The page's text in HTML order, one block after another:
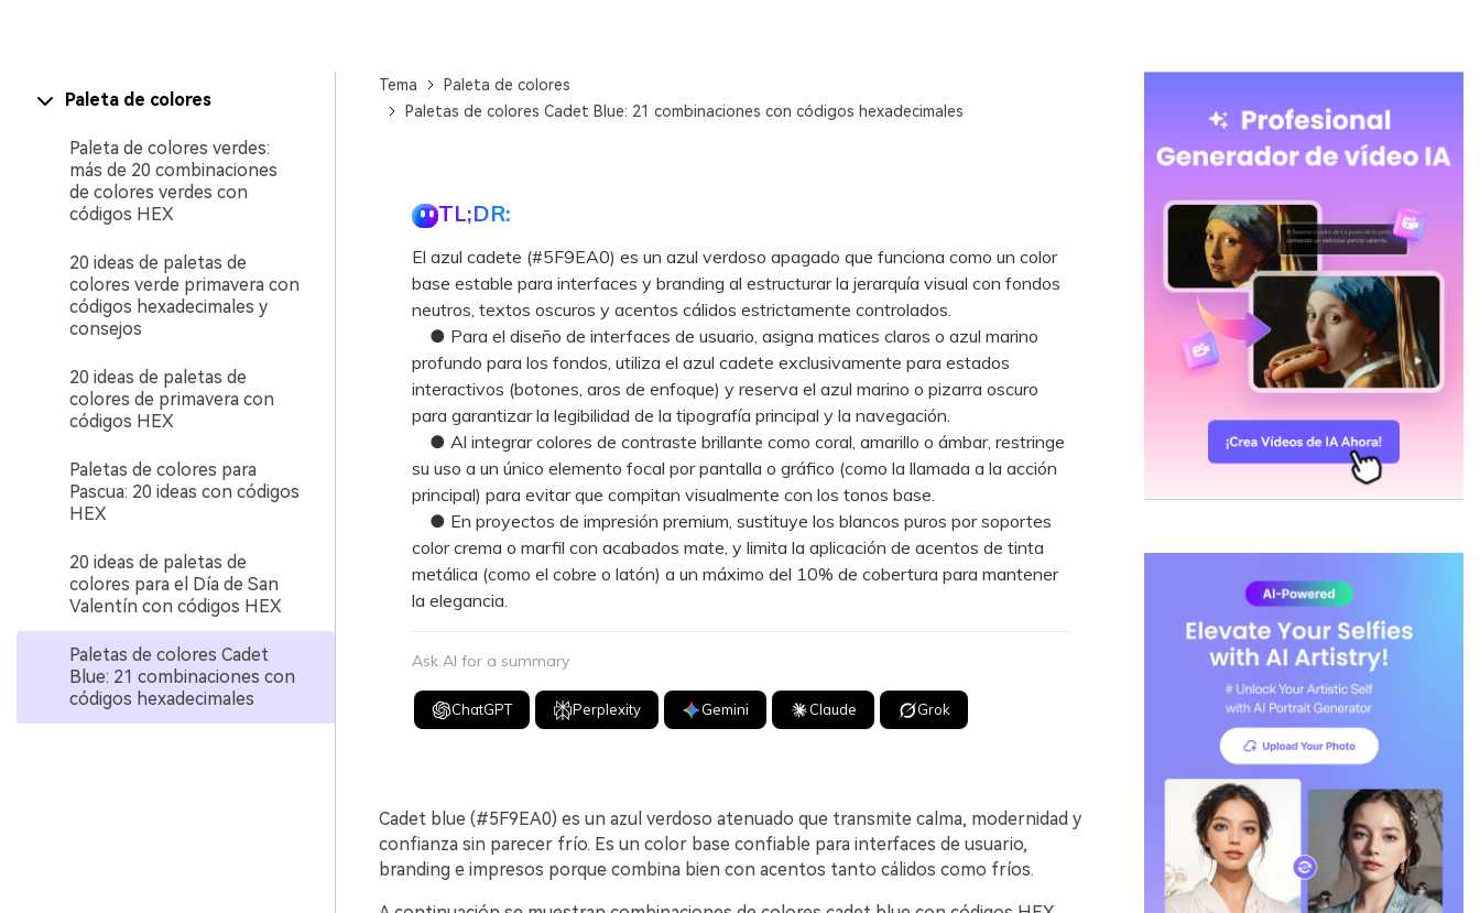
Paleta de colores
Paleta de colores verdes:
más de 20 combinaciones
de colores verdes con
códigos HEX
20 ideas de paletas de
colores verde primavera con
códigos hexadecimales y
consejos
20 ideas de paletas de
colores de primavera con
códigos HEX
Paletas de colores para
Pascua: 20 ideas con códigos
HEX
20 ideas de paletas de
colores para el Día de San
Valentín con códigos HEX
Paletas de colores Cadet
Blue: 21 combinaciones con
códigos hexadecimales
Tema
Paleta de colores
Paletas de colores Cadet Blue: 21 combinaciones con códigos hexadecimales
TL;DR:
El azul cadete (#5F9EA0) es un azul verdoso apagado que funciona como un color
base estable para interfaces y branding al estructurar la jerarquía visual con fondos
neutros, textos oscuros y acentos cálidos estrictamente controlados.
● Para el diseño de interfaces de usuario, asigna matices claros o azul marino
profundo para los fondos, utiliza el azul cadete exclusivamente para estados
interactivos (botones, aros de enfoque) y reserva el azul marino o pizarra oscuro
para garantizar la legibilidad de la tipografía principal y la navegación.
● Al integrar colores de contraste brillante como coral, amarillo o ámbar, restringe
su uso a un único elemento focal por pantalla o gráfico (como la llamada a la acción
principal) para evitar que compitan visualmente con los tonos base.
● En proyectos de impresión premium, sustituye los blancos puros por soportes
color crema o marfil con acabados mate, y limita la aplicación de acentos de tinta
metálica (como el cobre o latón) a un máximo del 10% de cobertura para mantener
la elegancia.
Ask AI for a summary
ChatGPT Perplexity Gemini Claude Grok
Cadet blue (#5F9EA0) es un azul verdoso atenuado que transmite calma, modernidad y
confianza sin parecer frío. Es un color base confiable para interfaces de usuario,
branding e impresos porque combina bien con acentos tanto cálidos como fríos.